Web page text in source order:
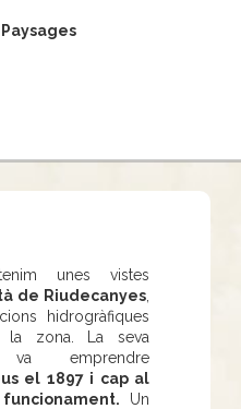
Paysages
unes vistes
de Riudecanyes
hidrogràfiques
la zona. La seva
emprendre
el 1897 i cap al
Un